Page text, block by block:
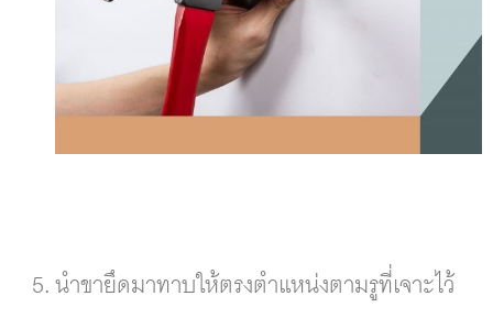
นำขายึดมาทาบให้ตรงตำแหน่งตามรูที่เจาะไว้